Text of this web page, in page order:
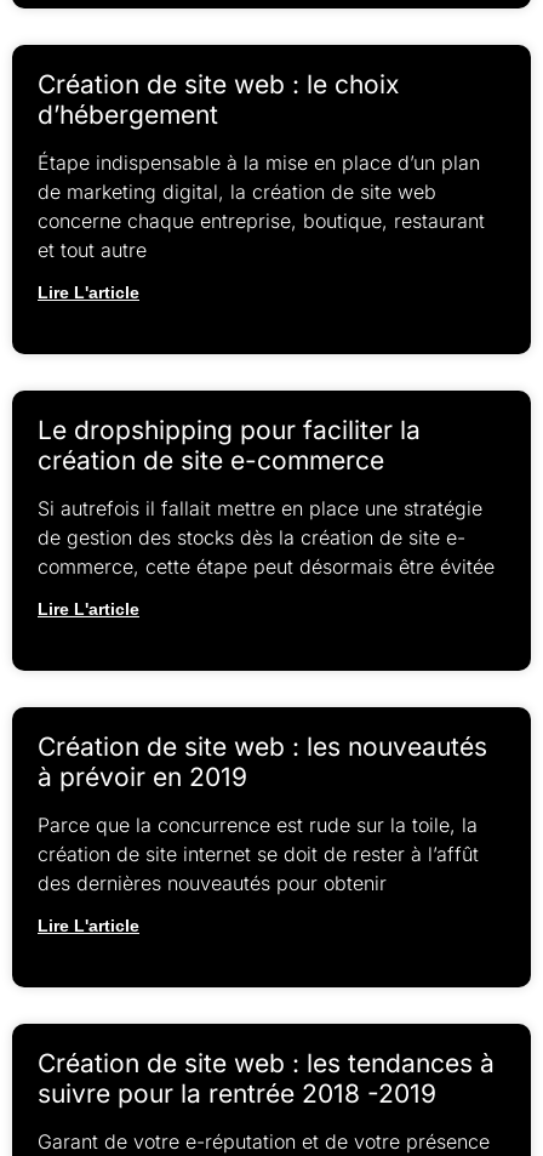
Création de site web : le choix
d’hébergement
Étape indispensable à la mise en place d’un plan
de marketing digital, la création de site web
concerne chaque entreprise, boutique, restaurant
et tout autre
Lire L'article
Le dropshipping pour faciliter la
création de site e-commerce
Si autrefois il fallait mettre en place une stratégie
de gestion des stocks dès la création de site e-
commerce, cette étape peut désormais être évitée
Lire L'article
Création de site web : les nouveautés
à prévoir en 2019
Parce que la concurrence est rude sur la toile, la
création de site internet se doit de rester à l’affût
des dernières nouveautés pour obtenir
Lire L'article
Création de site web : les tendances à
suivre pour la rentrée 2018 -2019
Garant de votre e-réputation et de votre présence